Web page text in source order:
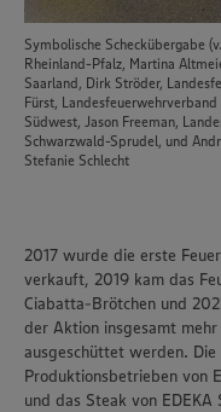
Symbolische Scheckübergabe
Rheinland-Pfalz, Martina
Saarland, Dirk Ströder,
Fürst,
Südwest, Jason Freeman,
Schwarzwald-Sprudel, und
Stefanie Schlecht
2017 wurde die erste
verkauft, 2019 kam das
Ciabatta-Brötchen und
der Aktion insgesamt
ausgeschüttet werden.
Produktionsbetrieben von
und das Steak von